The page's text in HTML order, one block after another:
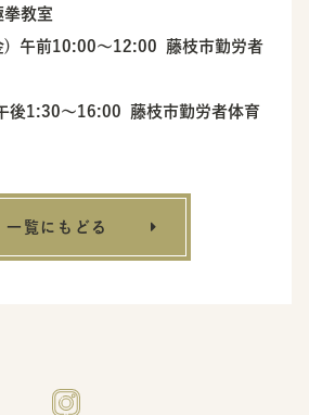
教室
) 午前10:00〜12:00 藤枝市勤労者
後1:30〜16:00 藤枝市勤労者体育
一覧にもどる